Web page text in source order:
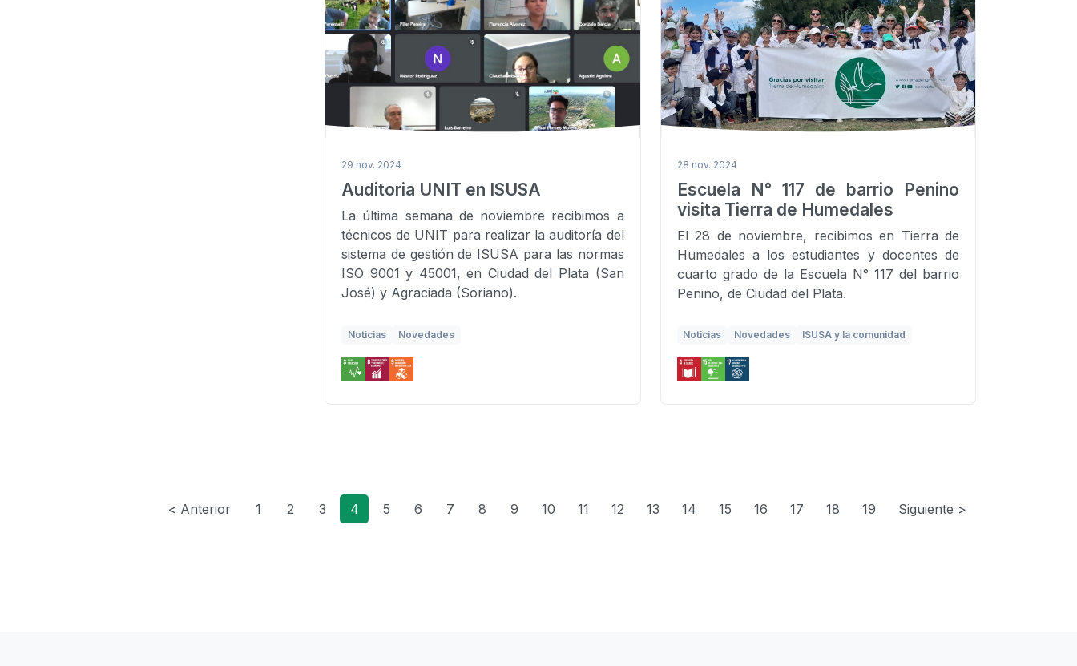
29 nov. 2024
Auditoria UNIT en ISUSA
La última semana de noviembre recibimos a
técnicos de UNIT para realizar la auditoría del
sistema de gestión de ISUSA para las normas
ISO 9001 y 45001, en Ciudad del Plata (San
José) y Agraciada (Soriano).
Noticias Novedades
28 nov. 2024
Escuela N° 117 de barrio Penino
visita Tierra de Humedales
El 28 de noviembre, recibimos en Tierra de
Humedales a los estudiantes y docentes de
cuarto grado de la Escuela N° 117 del barrio
Penino, de Ciudad del Plata.
Noticias Novedades ISUSA y la comunidad
< Anterior 1 2 3 4 5 6 7 8 9 10 11 12 13 14 15 16 17 18 19 Siguiente >